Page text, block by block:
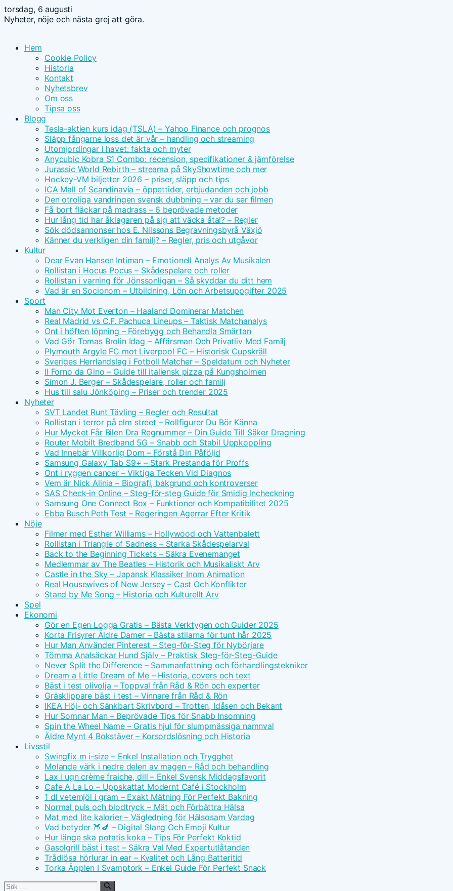
torsdag, 6 augusti
Nyheter, nöje och nästa grej att göra.
Hem
Cookie Policy
Historia
Kontakt
Nyhetsbrev
Om oss
Tipsa oss
Blogg
Tesla-aktien kurs idag (TSLA) – Yahoo Finance och prognos
Släpp fångarne loss det är vår – handling och streaming
Utomjordingar i havet: fakta och myter
Anycubic Kobra S1 Combo: recension, specifikationer & jämförelse
Jurassic World Rebirth – streama på SkyShowtime och mer
Hockey-VM biljetter 2026 – priser, släpp och tips
ICA Mall of Scandinavia – öppettider, erbjudanden och jobb
Den otroliga vandringen svensk dubbning – var du ser filmen
Få bort fläckar på madrass – 6 beprövade metoder
Hur lång tid har åklagaren på sig att väcka åtal? – Regler
Sök dödsannonser hos E. Nilssons Begravningsbyrå Växjö
Känner du verkligen din familj? – Regler, pris och utgåvor
Kultur
Dear Evan Hansen Intiman – Emotionell Analys Av Musikalen
Rollistan i Hocus Pocus – Skådespelare och roller
Rollistan i varning för Jönssonligan – Så skyddar du ditt hem
Vad är en Socionom – Utbildning, Lön och Arbetsuppgifter 2025
Sport
Man City Mot Everton – Haaland Dominerar Matchen
Real Madrid vs C.F. Pachuca Lineups – Taktisk Matchanalys
Ont i höften löpning – Förebygg och Behandla Smärtan
Vad Gör Tomas Brolin Idag – Affärsman Och Privatliv Med Familj
Plymouth Argyle FC mot Liverpool FC – Historisk Cupskräll
Sveriges Herrlandslag i Fotboll Matcher – Speldatum och Nyheter
Il Forno da Gino – Guide till italiensk pizza på Kungsholmen
Simon J. Berger – Skådespelare, roller och familj
Hus till salu Jönköping – Priser och trender 2025
Nyheter
SVT Landet Runt Tävling – Regler och Resultat
Rollistan i terror på elm street – Rollfigurer Du Bör Känna
Hur Mycket Får Bilen Dra Regnummer – Din Guide Till Säker Dragning
Router Mobilt Bredband 5G – Snabb och Stabil Uppkoppling
Vad Innebär Villkorlig Dom – Förstå Din Påföljd
Samsung Galaxy Tab S9+ – Stark Prestanda för Proffs
Ont i ryggen cancer – Viktiga Tecken Vid Diagnos
Vem är Nick Alinia – Biografi, bakgrund och kontroverser
SAS Check-in Online – Steg-för-steg Guide för Smidig Incheckning
Samsung One Connect Box – Funktioner och Kompatibilitet 2025
Ebba Busch Peth Test – Regeringen Agerrar Efter Kritik
Nöje
Filmer med Esther Williams – Hollywood och Vattenbalett
Rollistan i Triangle of Sadness – Starka Skådespelarval
Back to the Beginning Tickets – Säkra Evenemanget
Medlemmar av The Beatles – Historik och Musikaliskt Arv
Castle in the Sky – Japansk Klassiker Inom Animation
Real Housewives of New Jersey – Cast Och Konflikter
Stand by Me Song – Historia och Kulturellt Arv
Spel
Ekonomi
Gör en Egen Logga Gratis – Bästa Verktygen och Guider 2025
Korta Frisyrer Äldre Damer – Bästa stilarna för tunt hår 2025
Hur Man Använder Pinterest – Steg-för-Steg för Nybörjare
Tömma Analsäckar Hund Själv – Praktisk Steg-för-Steg-Guide
Never Split the Difference – Sammanfattning och förhandlingstekniker
Dream a Little Dream of Me – Historia, covers och text
Bäst i test olivolja – Toppval från Råd & Rön och experter
Gräsklippare bäst i test – Vinnare från Råd & Rön
IKEA Höj- och Sänkbart Skrivbord – Trotten, Idåsen och Bekant
Hur Somnar Man – Beprövade Tips för Snabb Insomning
Spin the Wheel Name – Gratis hjul för slumpmässiga namnval
Äldre Mynt 4 Bokstäver – Korsordslösning och Historia
Livsstil
Swingfix m i-size – Enkel Installation och Trygghet
Molande värk i nedre delen av magen – Råd och behandling
Lax i ugn crème fraiche, dill – Enkel Svensk Middagsfavorit
Cafe A La Lo – Uppskattat Modernt Café i Stockholm
1 dl vetemjöl i gram – Exakt Mätning För Perfekt Bakning
Normal puls och blodtryck – Mät och Förbättra Hälsa
Mat med lite kalorier – Vägledning för Hälsosam Vardag
Vad betyder 🍑🍆 – Digital Slang Och Emoji Kultur
Hur länge ska potatis koka – Tips För Perfekt Koktid
Gasolgrill bäst i test – Säkra Val Med Expertutlåtanden
Trådlösa hörlurar in ear – Kvalitet och Lång Batteritid
Torka Äpplen I Svamptork – Enkel Guide För Perfekt Snack
Sök